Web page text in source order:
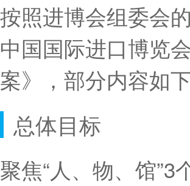
按照进博会组委会
中国国际进口博览
案》，部分内容如下
总体目标
聚焦“人、物、馆